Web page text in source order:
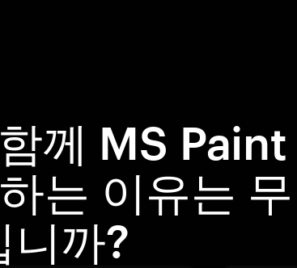
께 MS Paint
는 이유는 무
니까?